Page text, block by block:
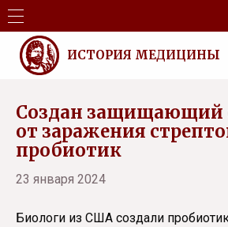
ИСТОРИЯ МЕДИЦИНЫ
Создан защищающий
от заражения
пробиотик
23 января 2024
Биологи из США создали